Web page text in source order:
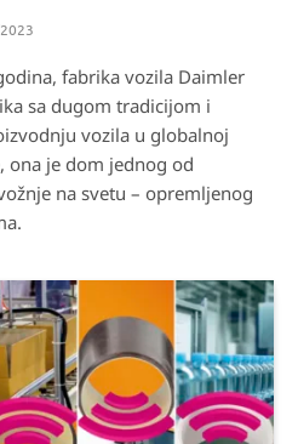
fabrika vozila Daimler
sa dugom tradicijom i
vozila u globalnoj
ona je dom jednog od
na svetu – opremljenog